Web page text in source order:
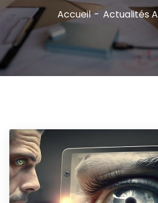
Accueil Actualités